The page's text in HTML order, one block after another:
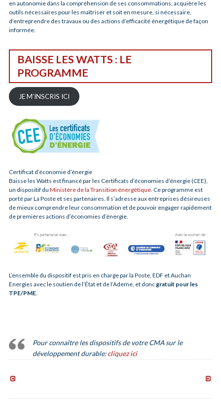
en autonomie dans la compréhension de ses consommations, acquière les
outils nécessaires pour les maîtriser et soit en mesure, si nécessaire,
d’entreprendre des travaux ou des actions d’efficacité énergétique de façon
informée.
BAISSE LES WATTS : LE
PROGRAMME
JE M’INSCRIS ICI
Certificat d’économie d’énergie
Baisse les Watts est financé par les Certificats d’économies d’énergie (CEE),
un dispositif du Ministère de la Transition énergétique. Ce programme est
porté par La Poste et ses partenaires. Il s’adresse aux entreprises désireuses
de mieux comprendre leur consommation et de pouvoir engager rapidement
de premières actions d’économies d’énergie.
L’ensemble du dispositif est pris en charge par la Poste, EDF et Auchan
Energies avec le soutien de l’État et de l’Ademe, et donc gratuit pour les
TPE/PME.
Pour connaître les dispositifs de votre CMA sur le
développement durable:cliquez ici